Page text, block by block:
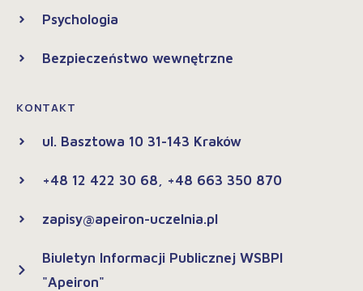
Psychologia
Bezpieczeństwo wewnętrzne
KONTAKT
ul. Basztowa 10 31-143 Kraków
+48 12 422 30 68, +48 663 350 870
zapisy@apeiron-uczelnia.pl
Biuletyn Informacji Publicznej WSBPI
"Apeiron"